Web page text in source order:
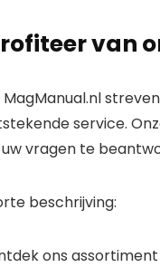
van
MagManual.nl
service.
vragen te
beschrijving:
ons